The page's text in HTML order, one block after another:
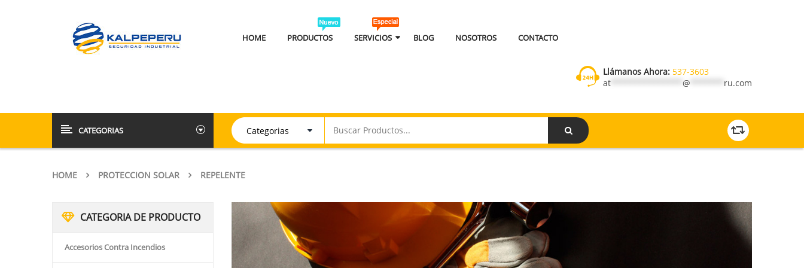
HOME PRODUCTOS SERVICIOS BLOG NOSOTROS CONTACTO
Llámanos Ahora: 537-3603
at
@ ru.com
CATEGORIAS
HOME PROTECCION SOLAR REPELENTE
CATEGORIA DE PRODUCTO
Accesorios Contra Incendios